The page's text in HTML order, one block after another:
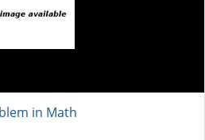
in Math